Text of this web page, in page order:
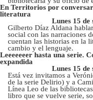
En Territorios por
literatura
Lunes 15 de
Gilberto Díaz Aldana
social con las narraciones
cuentan las historias en la
cambio y el lenguaje.
Leeeeeeer hasta una serie.
expandida
Lunes 15 de
Está vez invitamos a
de la serie Delirio) y a
Línea Leo de las
libro que se vuelve serie,